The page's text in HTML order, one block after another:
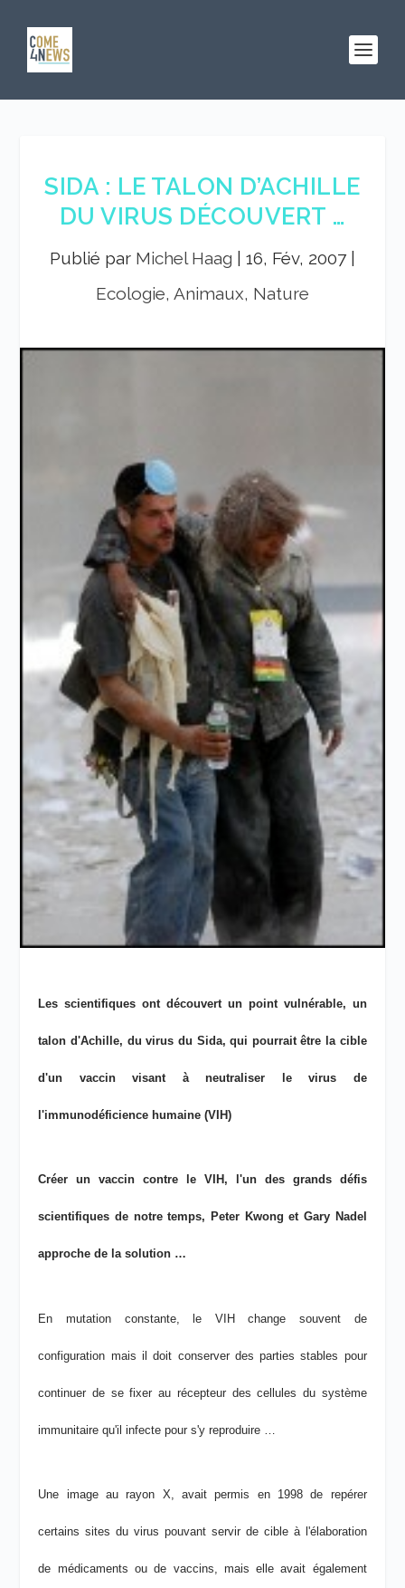
SIDA : LE TALON D’ACHILLE
DU VIRUS DÉCOUVERT …
Publié par Michel Haag 16, Fév, 2007
Ecologie, Animaux, Nature
Les scientifiques ont découvert un point vulnérable, un
talon d'Achille, du virus du Sida, qui pourrait être la cible
d'un vaccin visant à neutraliser le virus de
l'immunodéficience humaine (VIH)
Créer un vaccin contre le VIH, l'un des grands défis
scientifiques de notre temps, Peter Kwong et Gary Nadel
approche de la solution …
En mutation constante, le VIH change souvent de
configuration mais il doit conserver des parties stables pour
continuer de se fixer au récepteur des cellules du système
immunitaire qu'il infecte pour s'y reproduire …
Une image au rayon X, avait permis en 1998 de repérer
certains sites du virus pouvant servir de cible à l'élaboration
de médicaments ou de vaccins, mais elle avait également